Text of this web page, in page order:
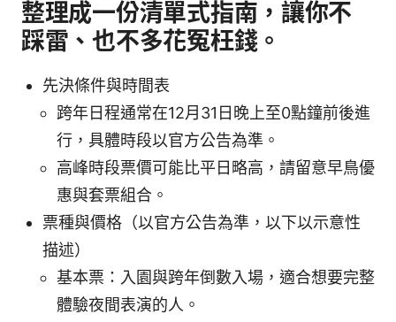
整理成一份清單式指南，讓你不
踩雷、也不多花冤枉錢。
先決條件與時間表
跨年日程通常在12月31日晚上至0點鐘前後進
行，具體時段以官方公告為準。
高峰時段票價可能比平日略高，請留意早鳥優
惠與套票組合。
票種與價格（以官方公告為準，以下以示意性
描述）
基本票：入園與跨年倒數入場，適合想要完整
體驗夜間表演的人。